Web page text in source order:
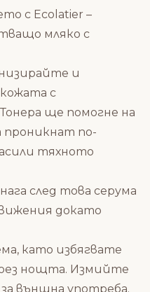
с Ecolatier –
мляко с
и
с
ще помогне на
по-
тяхното
след това серума
докато
като избягвате
нощта. Измийте
външна употреба.